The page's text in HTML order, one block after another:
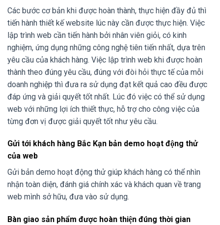
Các bước cơ bản khi được hoàn thành, thực hiện đầy đủ thì
tiến hành thiết kế website lúc này cần được thực hiện. Việc
lập trình web cần tiến hành bởi nhân viên giỏi, có kinh
nghiệm, ứng dụng những công nghệ tiên tiến nhất, dựa trên
yêu cầu của khách hàng. Việc lập trình web khi được hoàn
thành theo đúng yêu cầu, đúng với đòi hỏi thực tế của mỗi
doanh nghiệp thì đưa ra sử dụng đạt kết quả cao đều được
đáp ứng và giải quyết tốt nhất. Lúc đó việc có thể sử dụng
web với những lợi ích thiết thực, hỗ trợ cho công việc của
từng đơn vị được giải quyết tốt như yêu cầu.
Gửi tới khách hàng Bắc Kạn bản demo hoạt động thử
của web
Gửi bản demo hoạt động thử giúp khách hàng có thể nhìn
nhận toàn diện, đánh giá chính xác và khách quan về trang
web mình sở hữu, đưa vào sử dụng.
Bàn giao sản phẩm được hoàn thiện đúng thời gian